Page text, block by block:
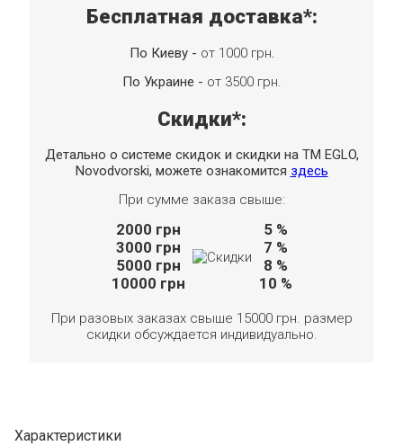
Бесплатная доставка*:
По Киеву - от 1000 грн.
По Украине - от 3500 грн.
Скидки*:
Детально о системе скидок и скидки на TM EGLO,
Novodvorski, можете ознакомится здесь
При сумме заказа свыше:
2000 грн
3000 грн
5000 грн
10000 грн
5 %
7 %
8 %
10 %
При разовых заказах свыше 15000 грн. размер
скидки обсуждается индивидуально.
Характеристики